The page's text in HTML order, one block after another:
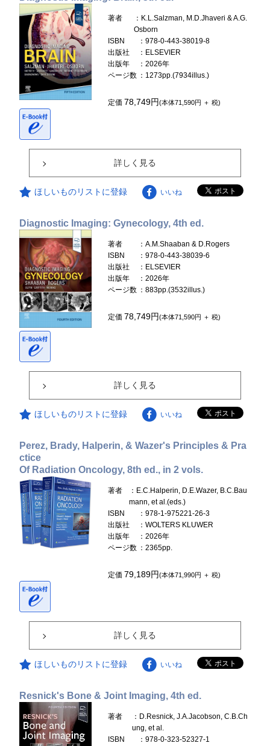
著者
：K.L.Salzman, M.D.Jhaveri & A.G.
Osborn
ISBN
：978-0-443-38019-8
出版社
：ELSEVIER
出版年
：2026年
ページ数 ：1273pp.(7934illus.)
定価 78,749円(本体71,590円 ＋ 税)
詳しく見る
ほしいものリストに登録 いいね
Diagnostic Imaging: Gynecology, 4th ed.
著者
：A.M.Shaaban & D.Rogers
ISBN
：978-0-443-38039-6
出版社
：ELSEVIER
出版年
：2026年
ページ数 ：883pp.(3532illus.)
定価 78,749円(本体71,590円 ＋ 税)
詳しく見る
ほしいものリストに登録 いいね
Perez, Brady, Halperin, & Wazer's Principles & Pra
ctice
Of Radiation Oncology, 8th ed., in 2 vols.
著者
：E.C.Halperin, D.E.Wazer, B.C.Bau
mann, et al.(eds.)
ISBN
：978-1-975221-26-3
出版社
：WOLTERS KLUWER
出版年
：2026年
ページ数 ：2365pp.
定価 79,189円(本体71,990円 ＋ 税)
詳しく見る
ほしいものリストに登録 いいね
Resnick's Bone & Joint Imaging, 4th ed.
著者
：D.Resnick, J.A.Jacobson, C.B.Ch
ung, et al.
ISBN
：978-0-323-52327-1